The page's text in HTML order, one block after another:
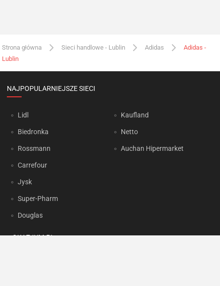
Strona główna Sieci handlowe - Lublin Adidas
Adidas -
Lublin
NAJPOPULARNIEJSZE SIECI
Lidl
Biedronka
Rossmann
Carrefour
Jysk
Super-Pharm
Douglas
Kaufland
Netto
Auchan Hipermarket
OKAZJUM.PL